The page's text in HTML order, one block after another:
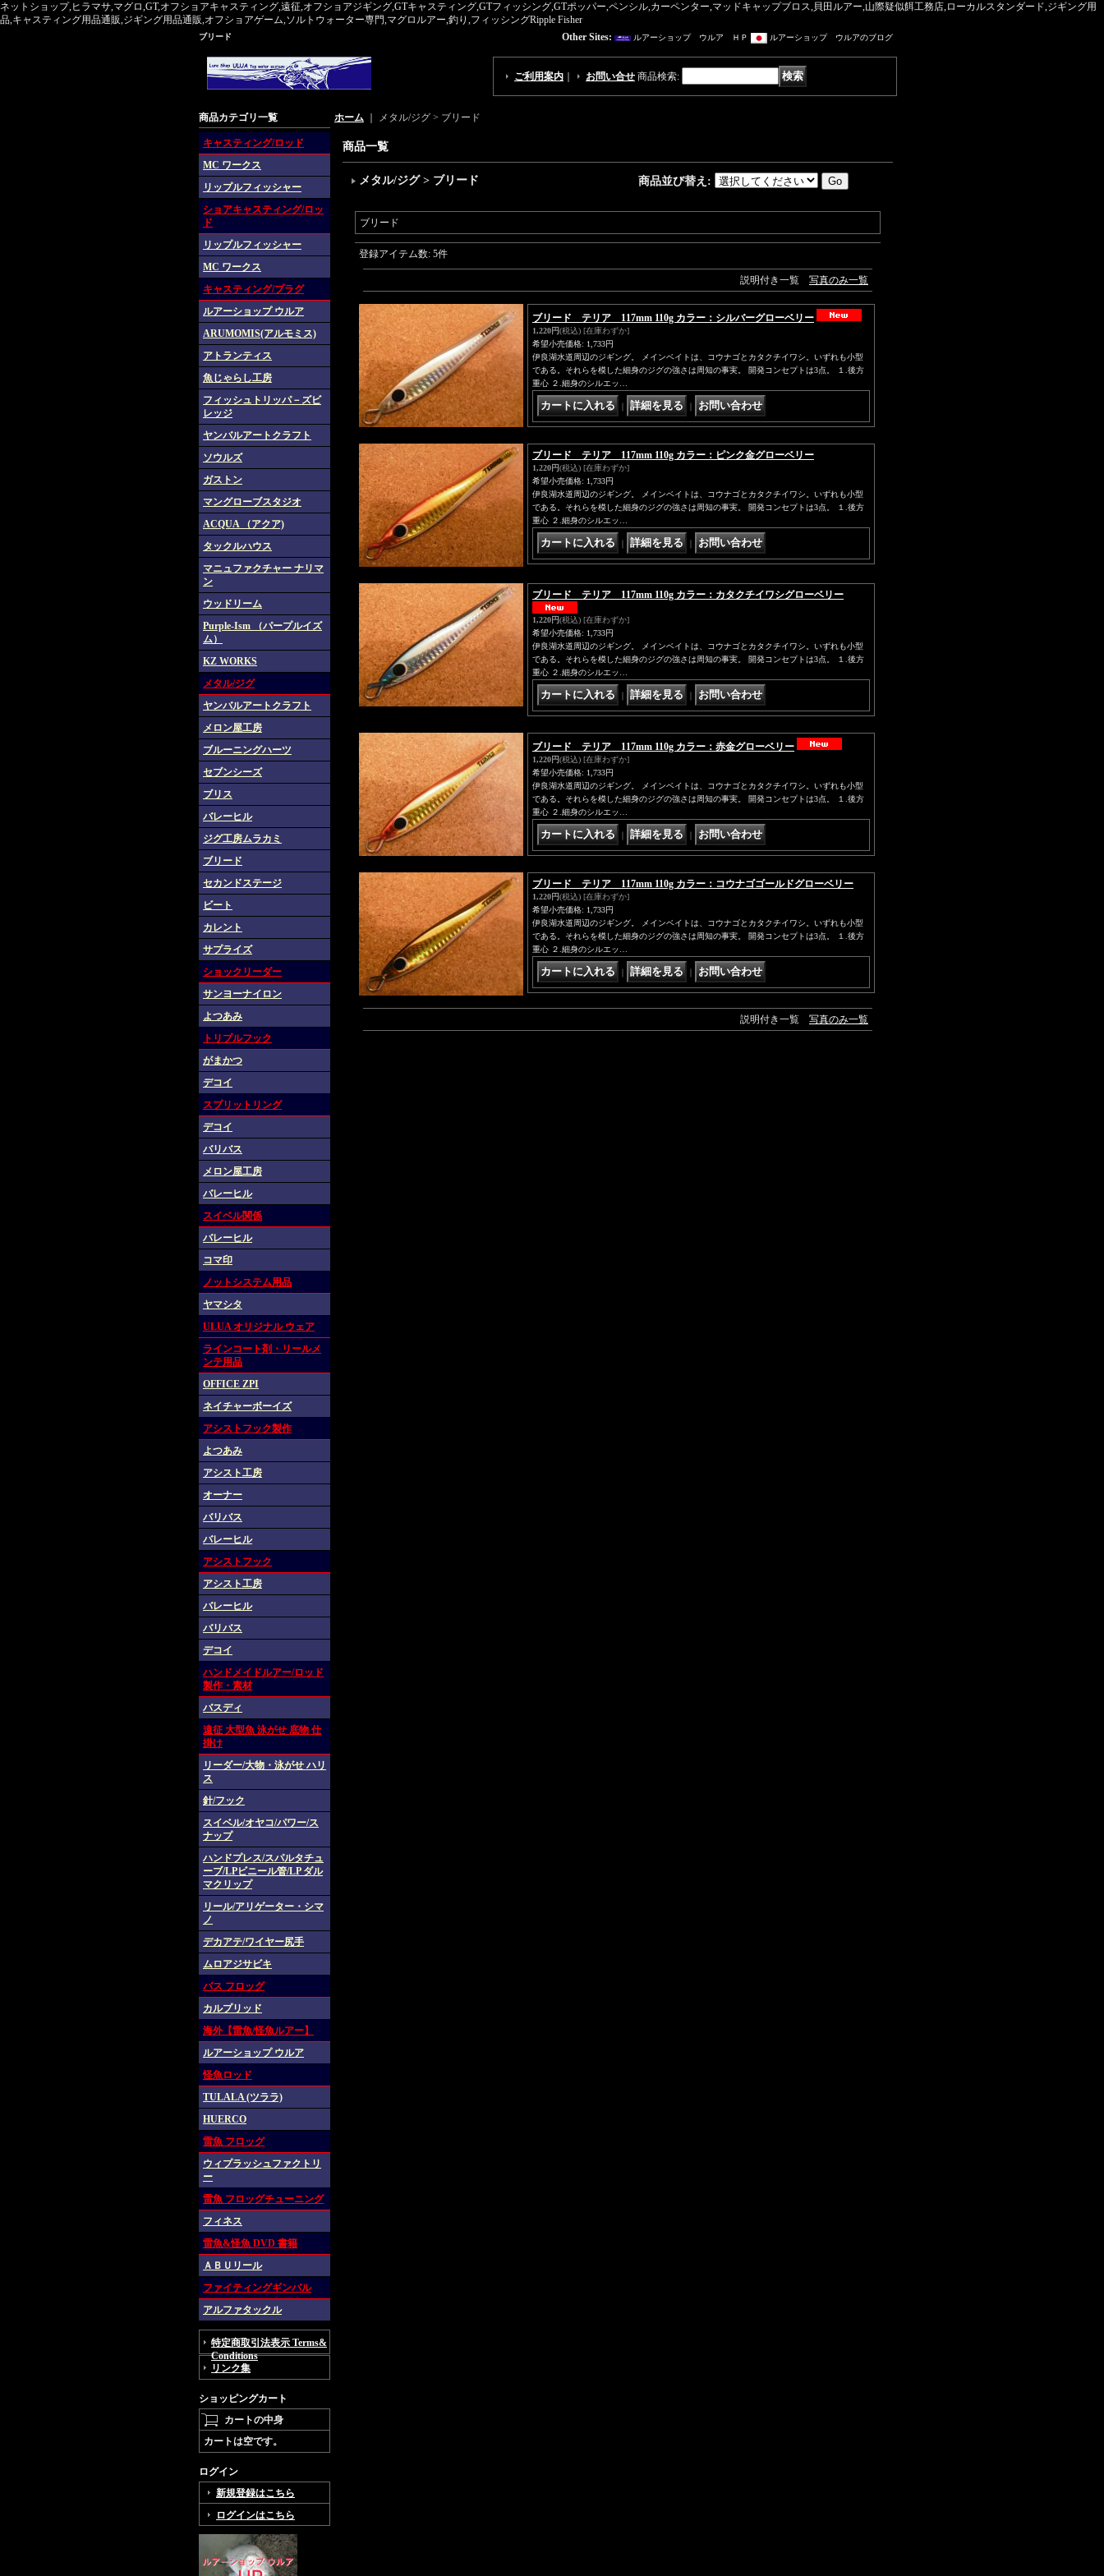
ネットショップ,ヒラマサ,マグロ,GT,オフショアキャスティング,遠征,オフショアジギング,GTキャスティング,GTフィッシング,GTポッパー,ペンシル,カーペンター,マッドキャップブロス,貝田ルアー,山際疑似餌工務店,ローカルスタンダード,ジギング用
品,キャスティング用品通販,ジギング用品通販,オフショアゲーム,ソルトウォーター専門,マグロルアー,釣り,フィッシングRipple Fisher
Other Sites:
ルアーショップ ウルア ＨＰ ルアーショップ ウルアのブログ
ブリード
ご利用案内 お問い合せ 商品検索:
商品カテゴリ一覧
キャスティング/ロッド
MC ワークス
リップルフィッシャー
ショアキャスティング/ロッ
ド
リップルフィッシャー
MC ワークス
キャスティング/プラグ
ルアーショップ ウルア
ARUMOMIS(アルモミス)
アトランティス
魚じゃらし工房
フィッシュトリッパ－ズビ
レッジ
ヤンバルアートクラフト
ソウルズ
ガストン
マングローブスタジオ
ACQUA （アクア)
タックルハウス
マニュファクチャー ナリマ
ン
ウッドリーム
Purple-Ism （パープルイズ
ム）
KZ WORKS
メタル/ジグ
ヤンバルアートクラフト
メロン屋工房
ブルーニングハーツ
セブンシーズ
ブリス
バレーヒル
ジグ工房ムラカミ
ブリード
セカンドステージ
ビート
カレント
サプライズ
ショックリーダー
サンヨーナイロン
よつあみ
トリプルフック
がまかつ
デコイ
スプリットリング
デコイ
バリバス
メロン屋工房
バレーヒル
スイベル関係
バレーヒル
コマ印
ノットシステム用品
ヤマシタ
ULUA オリジナル ウェア
ラインコート剤・リールメ
ンテ用品
OFFICE ZPI
ネイチャーボーイズ
アシストフック製作
よつあみ
アシスト工房
オーナー
バリバス
バレーヒル
アシストフック
アシスト工房
バレーヒル
バリバス
デコイ
ハンドメイドルアー/ロッド
製作・素材
バスディ
遠征 大型魚 泳がせ 底物 仕
掛け
リーダー/大物・泳がせ ハリ
ス
針/フック
スイベル/オヤコ/パワー/ス
ナップ
ハンドプレス/スパルタチュ
ーブ/LPビニール管/LP ダル
マクリップ
リール/アリゲーター・シマ
ノ
デカアテ/ワイヤー尻手
ムロアジサビキ
バス フロッグ
カルプリッド
海外【雷魚/怪魚ルアー】
ルアーショップ ウルア
怪魚ロッド
TULALA (ツララ)
HUERCO
雷魚 フロッグ
ウィプラッシュファクトリ
ー
雷魚 フロッグチューニング
フィネス
雷魚&怪魚 DVD 書籍
ＡＢＵリール
ファイティングギンバル
アルファタックル
特定商取引法表示 Terms&
Conditions
リンク集
ショッピングカート
カートの中身
カートは空です。
ログイン
新規登録はこちら
ログインはこちら
ホーム メタル/ジグ > ブリード
商品一覧
メタル/ジグ > ブリード 商品並び替え :
ブリード
登録アイテム数: 5件
説明付き一覧 写真のみ一覧
ブリード テリア 117mm 110g カラー：シルバーグローベリー
1,220円(税込) [在庫わずか]
希望小売価格: 1,733円
伊良湖水道周辺のジギング。 メインベイトは、コウナゴとカタクチイワシ。いずれも小型
である。それらを模した細身のジグの強さは周知の事実。 開発コンセプトは3点。 １.後方
重心 ２.細身のシルエッ…
｜ ｜
ブリード テリア 117mm 110g カラー：ピンク金グローベリー
1,220円(税込) [在庫わずか]
希望小売価格: 1,733円
伊良湖水道周辺のジギング。 メインベイトは、コウナゴとカタクチイワシ。いずれも小型
である。それらを模した細身のジグの強さは周知の事実。 開発コンセプトは3点。 １.後方
重心 ２.細身のシルエッ…
｜ ｜
ブリード テリア 117mm 110g カラー：カタクチイワシグローベリー
1,220円(税込) [在庫わずか]
希望小売価格: 1,733円
伊良湖水道周辺のジギング。 メインベイトは、コウナゴとカタクチイワシ。いずれも小型
である。それらを模した細身のジグの強さは周知の事実。 開発コンセプトは3点。 １.後方
重心 ２.細身のシルエッ…
｜ ｜
ブリード テリア 117mm 110g カラー：赤金グローベリー
1,220円(税込) [在庫わずか]
希望小売価格: 1,733円
伊良湖水道周辺のジギング。 メインベイトは、コウナゴとカタクチイワシ。いずれも小型
である。それらを模した細身のジグの強さは周知の事実。 開発コンセプトは3点。 １.後方
重心 ２.細身のシルエッ…
｜ ｜
ブリード テリア 117mm 110g カラー：コウナゴゴールドグローベリー
1,220円(税込) [在庫わずか]
希望小売価格: 1,733円
伊良湖水道周辺のジギング。 メインベイトは、コウナゴとカタクチイワシ。いずれも小型
である。それらを模した細身のジグの強さは周知の事実。 開発コンセプトは3点。 １.後方
重心 ２.細身のシルエッ…
｜ ｜
説明付き一覧 写真のみ一覧